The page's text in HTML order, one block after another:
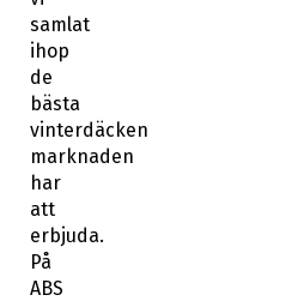
samlat
ihop
de
bästa
vinterdäcken
marknaden
har
att
erbjuda.
På
ABS